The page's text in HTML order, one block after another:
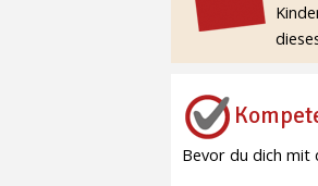
Bevor du dich mit